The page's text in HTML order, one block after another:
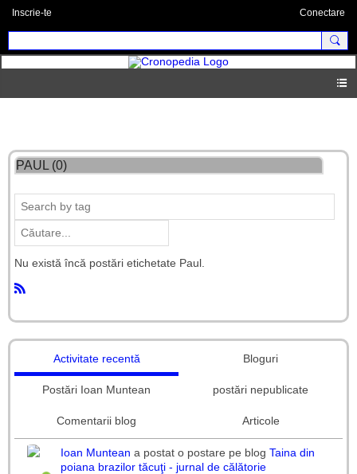
Inscrie-te Conectare
PAUL (0)
Nu există încă postări etichetate Paul.
S
Activitate recentă Bloguri
Postări Ioan Muntean postări nepublicate
Comentarii blog Articole
Ioan Muntean a postat o postare pe blog Taina din
poiana brazilor tăcuţi - jurnal de călătorie